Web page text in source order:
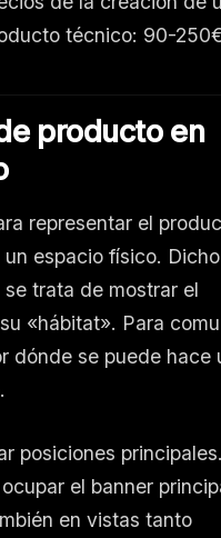
técnico: 90-
producto en
representar el
espacio físico.
se trata de mostrar el
«hábitat». Para
dónde se puede hace
posiciones
el banner
en vistas tanto